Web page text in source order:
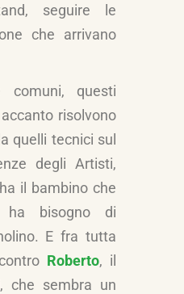
seguire le
che arrivano
comuni, questi
risolvono
quelli tecnici sul
degli Artisti,
il bambino che
bisogno di
E fra tutta
Roberto, il
, che sembra un